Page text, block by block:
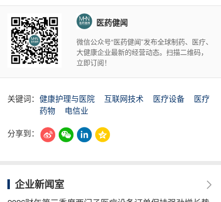
医药健闻
微信公众号“医药健闻”发布全球制药、医疗、
大健康企业最新的经营动态。扫描二维码，
立即订阅！
关键词： 健康护理与医院 互联网技术 医疗设备
医疗
药物
电信业
分享到：
企业新闻室